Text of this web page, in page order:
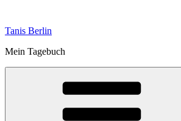
springen
Tanis Berlin
Mein Tagebuch